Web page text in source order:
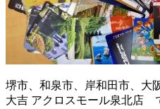
堺市、和泉市、岸和田市、大
大吉 アクロスモール泉北店